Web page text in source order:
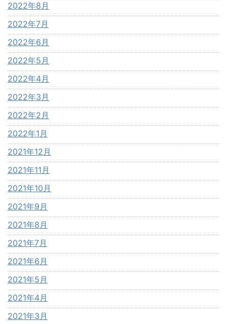
2022年8月
2022年7月
2022年6月
2022年5月
2022年4月
2022年3月
2022年2月
2022年1月
2021年12月
2021年11月
2021年10月
2021年9月
2021年8月
2021年7月
2021年6月
2021年5月
2021年4月
2021年3月